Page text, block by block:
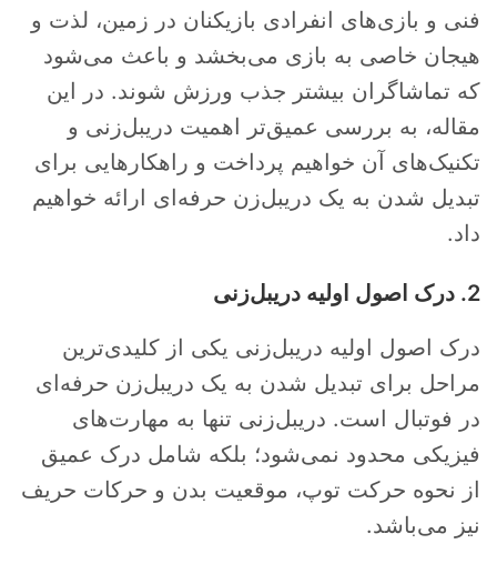
فنی و بازی‌های انفرادی بازیکنان در زمین، لذت و
هیجان خاصی به بازی می‌بخشد و باعث می‌شود
که تماشاگران بیشتر جذب ورزش شوند. در این
مقاله، به بررسی عمیق‌تر اهمیت دریبل‌زنی و
تکنیک‌های آن خواهیم پرداخت و راهکارهایی برای
تبدیل شدن به یک دریبل‌زن حرفه‌ای ارائه خواهیم
داد.
2. درک اصول اولیه دریبل‌زنی
درک اصول اولیه دریبل‌زنی یکی از کلیدی‌ترین
مراحل برای تبدیل شدن به یک دریبل‌زن حرفه‌ای
در فوتبال است. دریبل‌زنی تنها به مهارت‌های
فیزیکی محدود نمی‌شود؛ بلکه شامل درک عمیق
از نحوه حرکت توپ، موقعیت بدن و حرکات حریف
نیز می‌باشد.